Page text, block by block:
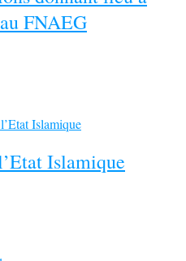
FNAEG
Islamique